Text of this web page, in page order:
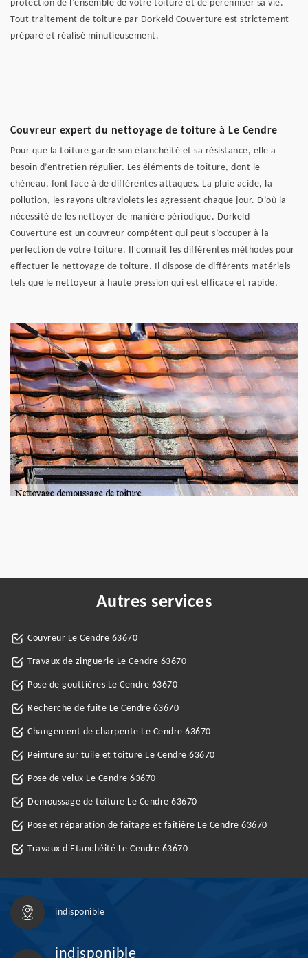
protection de l’ensemble de votre toiture et de pérenniser sa vie.
Tout traitement de toiture par Dorkeld Couverture est strictement
préparé et réalisé minutieusement.
Couvreur expert du nettoyage de toiture à Le Cendre
Pour que la toiture garde son étanchéité et sa résistance, elle a
besoin d’entretien régulier. Les éléments de toiture, dont le
chéneau, font face à de différentes attaques. La pluie acide, la
pollution, les rayons ultraviolets les agressent chaque jour. D’où la
nécessité de les nettoyer de manière périodique. Dorkeld
Couverture est un couvreur compétent qui peut s’occuper à la
perfection de votre toiture. Il connait les différentes méthodes pour
effectuer le nettoyage de toiture. Il dispose de différents matériels
tels que le nettoyeur à haute pression qui est efficace et rapide.
Autres services
Couvreur Le Cendre 63670
Travaux de zinguerie Le Cendre 63670
Pose de gouttières Le Cendre 63670
Recherche de fuite Le Cendre 63670
Changement de charpente Le Cendre 63670
Peinture sur tuile et toiture Le Cendre 63670
Pose de velux Le Cendre 63670
Demoussage de toiture Le Cendre 63670
Pose et réparation de faîtage et faîtière Le Cendre 63670
Travaux d'Etanchéité Le Cendre 63670
indisponible
indisponible